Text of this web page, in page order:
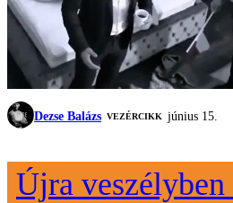
Dezse Balázs VEZÉRCIKK június 15.
Újra